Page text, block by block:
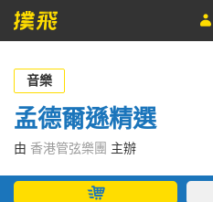
節目
主辦單位
關於撲飛
條款及細則
音樂
孟德爾遜精選
由 香港管弦樂團 主辦